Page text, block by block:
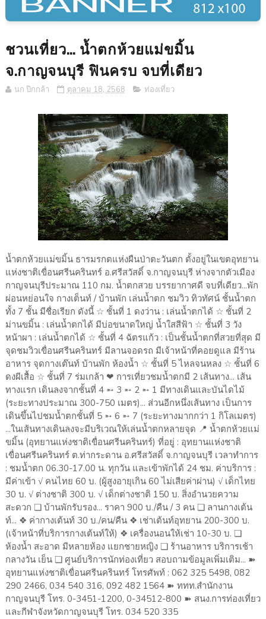
ชวนเที่ยว... น้ำตกห้วยแม่ขมิ้น
จ.กาญจนบุรี ฟินครบ จบที่เดียว
นก ปีกกล้า ตุลาคม 18, 2568 ท่องเที่ยว
น้ำตกห้วยแม่ขมิ้น ธารมรกตแห่งผืนป่าตะวันตก ตั้งอยู่ในเขตอุทยาน
แห่งชาติเขื่อนศรีนครินทร์ อ.ศรีสวัสดิ์ จ.กาญจนบุรี ห่างจากตัวเมือง
กาญจนบุรีประมาณ 110 กม. น้ำตกสวย บรรยากาศดี จบที่เดียว...พัก
ผ่อนหย่อนใจ กางเต็นท์ / บ้านพัก เล่นน้ำตก ชมวิว ทิวทัศน์ ชั้นน้ำตก
ทั้ง 7 ชั้น มีชื่อเรียก ดังนี้ ☆ ชั้นที่ 1 ดงว่าน : เล่นน้ำตกได้ ☆ ชั้นที่ 2
ม่านขมิ้น : เล่นน้ำตกได้ มีบ่อขนาดใหญ่ น้ำใสสีฟ้า ☆ ชั้นที่ 3 วัง
หน้าผา : เล่นน้ำตกได้ ☆ ชั้นที่ 4 ฉัตรแก้ว : เป็นชั้นน้ำตกที่สวยที่สุด มี
จุดชมวิวเขื่อนศรีนครินทร์ มีลานจอดรถ มีเจ้าหน้าที่คอยดูแล มีร้าน
อาหาร จุดกางเต๊นท์ บ้านพัก ห้องน้ำ ☆ ชั้นที่ 5 ไหลจนหลง ☆ ชั้นที่ 6
ดงผีเสื้อ ☆ ชั้นที่ 7 ร่มเกล้า ❤ การเที่ยวชมน้ำตกมี 2 เส้นทาง... เส้น
ทางแรก เดินลงจากชั้นที่ 4 ➵ 3 ➵ 2 ➵ 1 มีทางเดินและบันไดไม้
(ระยะทางประมาณ 300-750 เมตร)... ส่วนอีกหนึ่งเส้นทาง เป็นการ
เดินขึ้นไปชมน้ำตกชั้นที่ 5 ➵ 6 ➵ 7 (ระยะทางมากกว่า 1 กิโลเมตร)
...ในเส้นทางเดินลงจะมีบริเวณให้เล่นน้ำตกหลายจุด 📍 น้ำตกห้วยแม่
ขมิ้น (อุทยานแห่งชาติเขื่อนศรีนครินทร์) ที่อยู่ : อุทยานแห่งชาติ
เขื่อนศรีนครินทร์ ต.ท่ากระดาน อ.ศรีสวัสดิ์ จ.กาญจนบุรี เวลาทำการ
: ชมน้ำตก 06.30-17.00 น. ทุกวัน และเข้าพักได้ 24 ชม. ค่าบริการ :
มีค่าเข้า √ คนไทย 60 บ. (ผู้สูงอายุเกิน 60 ไม่เสียค่าผ่าน) √ เด็กไทย
30 บ. √ ต่างชาติ 300 บ. √ เด็กต่างชาติ 150 บ. สิ่งอำนวยความ
สะดวก ❏ บ้านพักรับรอง... ราคา 900 บ./คืน / 3 คน ❏ ลานกางเต้น
ท์... ❖ ค่ากางเต้นท์ 30 บ./คน/คืน ❖ เช่าเต้นท์อุทยาน 200-300 บ.
(เจ้าหน้าที่บริการกางเต้นท์ให้) ❖ เครื่องนอนให้เช่า 10-30 บ. ❏
ห้องน้ำ สะอาด มีหลายห้อง แยกชายหญิง ❏ ร้านอาหาร บริการเช้า
กลางวัน เย็น ❏ ศูนย์บริการนักท่องเที่ยว สอบถามข้อมูลเพิ่มเติม... ➽
อุทยานแห่งชาติเขื่อนศรีนครินทร์ โทรศัพท์ : 062 325 5498, 082
290 2466, 034 540 316, 092 482 1564 ➽ ททท.สำนักงาน
กาญจนบุรี โทร. 0-3451-1200, 0-34512-800 ➽ สนง.การท่องเที่ยว
และกีฬาจังหวัดกาญจนบุรี โทร. 034 520 335